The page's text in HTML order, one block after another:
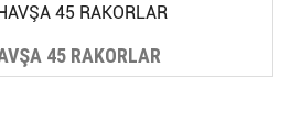
45 RAKORLAR